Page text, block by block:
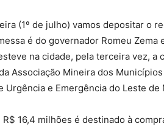
(1º de julho) vamos depositar o
é do governador Romeu
na cidade, pela terceira vez,
Associação Mineira dos
Urgência e Emergência do Leste de
16,4 milhões é destinado à